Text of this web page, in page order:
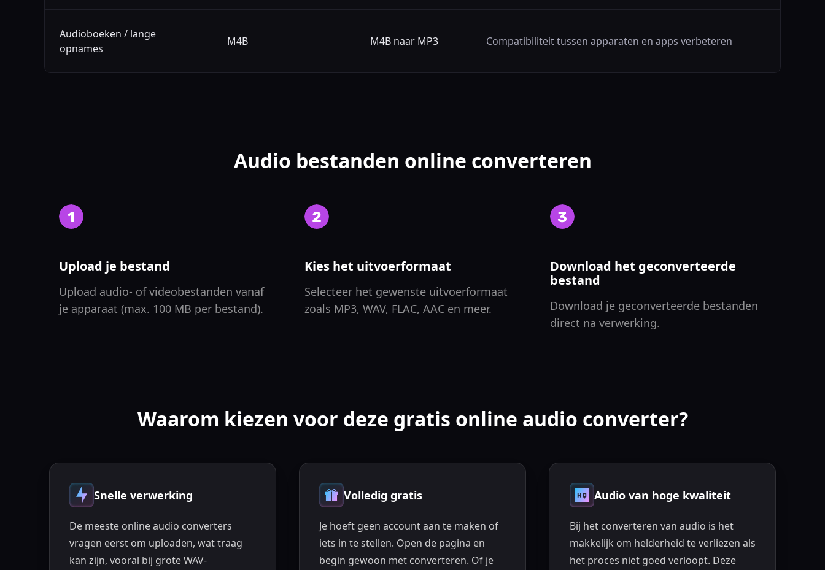
Audioboeken / lange
opnames
M4B M4B naar MP3 Compatibiliteit tussen apparaten en apps verbeteren
Audio bestanden online converteren
Upload je bestand
Upload audio- of videobestanden vanaf
je apparaat (max. 100 MB per bestand).
Kies het uitvoerformaat
Selecteer het gewenste uitvoerformaat
zoals MP3, WAV, FLAC, AAC en meer.
Download het geconverteerde
bestand
Download je geconverteerde bestanden
direct na verwerking.
Waarom kiezen voor deze gratis online audio converter?
Snelle verwerking
De meeste online audio converters
vragen eerst om uploaden, wat traag
kan zijn, vooral bij grote WAV-
Volledig gratis
Je hoeft geen account aan te maken of
iets in te stellen. Open de pagina en
begin gewoon met converteren. Of je
Audio van hoge kwaliteit
Bij het converteren van audio is het
makkelijk om helderheid te verliezen als
het proces niet goed verloopt. Deze